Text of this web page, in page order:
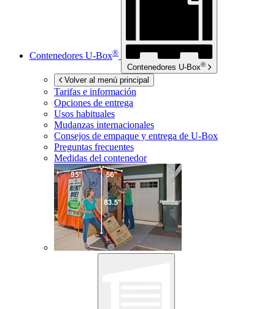
Contenedores U-Box®
Contenedores U-Box®
Volver al menú principal
Tarifas e información
Opciones de entrega
Usos habituales
Mudanzas internacionales
Consejos de empaque y entrega de U-Box
Preguntas frecuentes
Medidas del contenedor